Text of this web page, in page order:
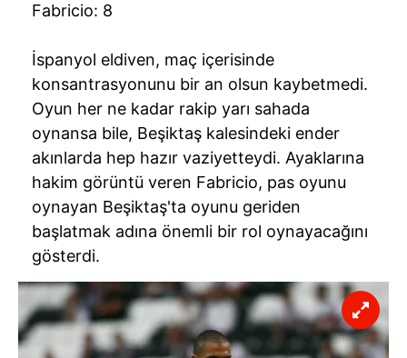
Sizlere daha iyi bir hizmet sunabilmek için İnternet
kullanılmaktadır. Bu çerezler vasıtasıyla çeşitli kişisel
verileriniz işlenmekte olup gerekli olan çerezler bilgi
toplumu hizmetlerinin sunulması amacıyla
kullanılmaktadır. Diğer çerezler, sitemizin daha işlevsel
kılınması ve kişiselleştirilmesi ve sizlere yönelik
reklam/pazarlama faaliyetlerinin yapılması, amaçlarıyla
sınırlı olarak açık rızanız dahilinde kullanılacaktır.
Çerezlere ilişkin tercihlerinizi aşağıda yer alan panel
vasıtasıyla belirleyebilirsiniz. Çerezlere ilişkin detaylı bilgi
için Ayarlar butonuna tıklayabilir,Çerez Bilgilendirme
Metnimiziziyaret edebilirsiniz.
6698 sayılı Kişisel Verilerin Korunması Kanunu uyarınca
Fabricio: 8
İspanyol eldiven, maç içerisinde
konsantrasyonunu bir an olsun kaybetmedi.
Oyun her ne kadar rakip yarı sahada
oynansa bile, Beşiktaş kalesindeki ender
akınlarda hep hazır vaziyetteydi. Ayaklarına
hakim görüntü veren Fabricio, pas oyunu
oynayan Beşiktaş'ta oyunu geriden
başlatmak adına önemli bir rol oynayacağını
gösterdi.